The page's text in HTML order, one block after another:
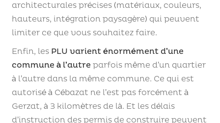
architecturales précises (matériaux, couleurs,
hauteurs, intégration paysagère) qui peuvent
limiter ce que vous souhaitez faire.
Enfin, les PLU varient énormément d’une
commune à l’autre parfois même d’un quartier
à l’autre dans la même commune. Ce qui est
autorisé à Cébazat ne l’est pas forcément à
Gerzat, à 3 kilomètres de là. Et les délais
d’instruction des permis de construire peuvent